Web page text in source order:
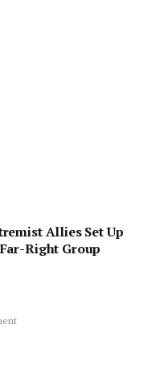
Allies Set Up
Right Group